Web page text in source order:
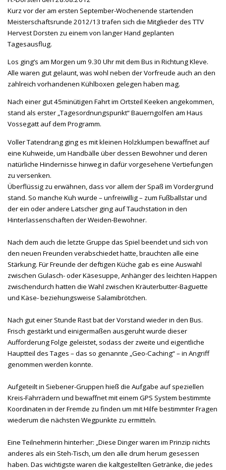
Kurz vor der am ersten September-Wochenende startenden
Meisterschaftsrunde 2012/13 trafen sich die Mitglieder des TTV
Hervest Dorsten zu einem von langer Hand geplanten
Tagesausflug.
Los ging’s am Morgen um 9.30 Uhr mit dem Bus in Richtung Kleve.
Alle waren gut gelaunt, was wohl neben der Vorfreude auch an den
zahlreich vorhandenen Kühlboxen gelegen haben mag.
Nach einer gut 45minütigen Fahrt im Ortsteil Keeken angekommen,
stand als erster „Tagesordnungspunkt“ Bauerngolfen am Haus
Vossegatt auf dem Programm.
Voller Tatendrang ging es mit kleinen Holzklumpen bewaffnet auf
eine Kuhweide, um Handbälle über dessen Bewohner und deren
natürliche Hindernisse hinweg in dafür vorgesehene Vertiefungen
zu versenken.
Überflüssig zu erwähnen, dass vor allem der Spaß im Vordergrund
stand. So manche Kuh wurde – unfreiwillig – zum Fußballstar und
der ein oder andere Latscher ging auf Tauchstation in den
Hinterlassenschaften der Weiden-Bewohner.
Nach dem auch die letzte Gruppe das Spiel beendet und sich von
den neuen Freunden verabschiedet hatte, brauchten alle eine
Stärkung. Für Freunde der deftigen Küche gab es eine Auswahl
zwischen Gulasch- oder Käsesuppe, Anhänger des leichten Happen
zwischendurch hatten die Wahl zwischen Kräuterbutter-Baguette
und Käse- beziehungsweise Salamibrötchen.
Nach gut einer Stunde Rast bat der Vorstand wieder in den Bus.
Frisch gestärkt und einigermaßen ausgeruht wurde dieser
Aufforderung Folge geleistet, sodass der zweite und eigentliche
Hauptteil des Tages – das so genannte „Geo-Caching“ – in Angriff
genommen werden konnte.
Aufgeteilt in Siebener-Gruppen hieß die Aufgabe auf speziellen
Kreis-Fahrrädern und bewaffnet mit einem GPS System bestimmte
Koordinaten in der Fremde zu finden um mit Hilfe bestimmter Fragen
wiederum die nächsten Wegpunkte zu ermitteln.
Eine Teilnehmerin hinterher: „Diese Dinger waren im Prinzip nichts
anderes als ein Steh-Tisch, um den alle drum herum gesessen
haben. Das wichtigste waren die kaltgestellten Getränke, die jedes